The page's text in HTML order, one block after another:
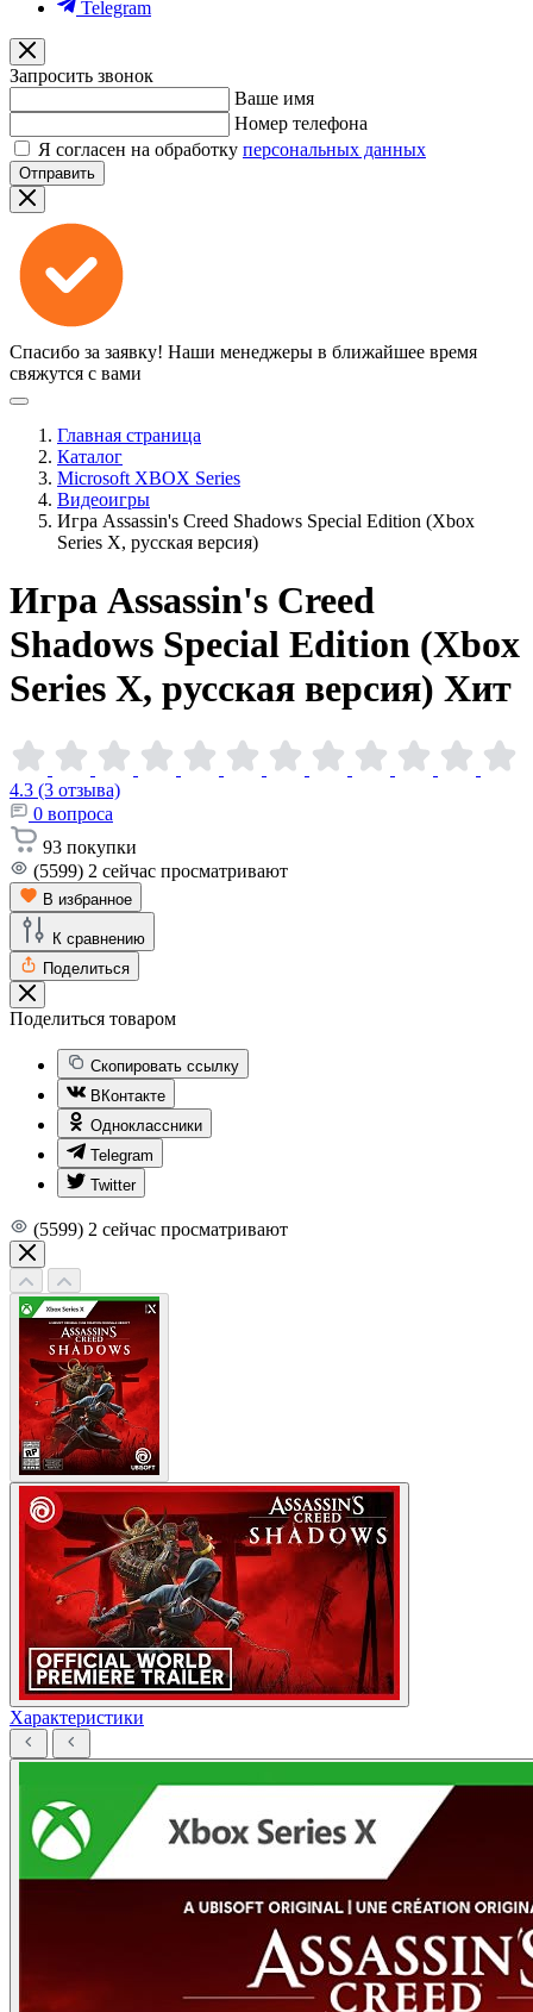
Telegram
Запросить звонок
Ваше имя
Номер телефона
Я согласен на обработку персональных данных
Отправить
Спасибо за заявку! Наши менеджеры в ближайшее время
свяжутся с вами
Главная страница
Каталог
Microsoft XBOX Series
Видеоигры
Игра Assassin's Creed Shadows Special Edition (Xbox
Series X, русская версия)
Игра Assassin's Creed
Shadows Special Edition (Xbox
Series X, русская версия) Хит
4.3 (3 отзыва)
0 вопроса
93 покупки
(5599) 2 сейчас просматривают
В избранное
К сравнению
Поделиться
Поделиться товаром
Скопировать ссылку
ВКонтакте
Одноклассники
Telegram
Twitter
(5599) 2 сейчас просматривают
Характеристики